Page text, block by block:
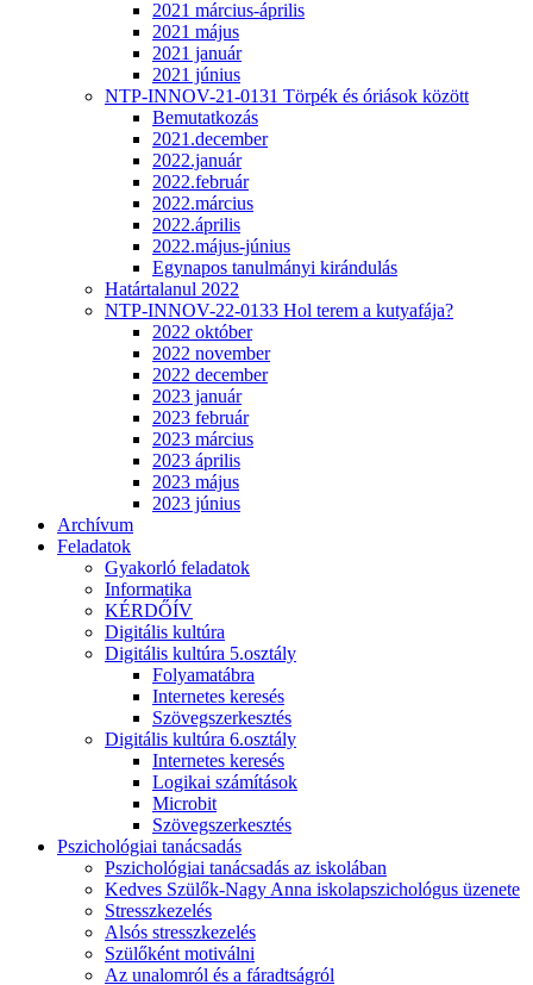
2021 március-április
2021 május
2021 január
2021 június
NTP-INNOV-21-0131 Törpék és óriások között
Bemutatkozás
2021.december
2022.január
2022.február
2022.március
2022.április
2022.május-június
Egynapos tanulmányi kirándulás
Határtalanul 2022
NTP-INNOV-22-0133 Hol terem a kutyafája?
2022 október
2022 november
2022 december
2023 január
2023 február
2023 március
2023 április
2023 május
2023 június
Archívum
Feladatok
Gyakorló feladatok
Informatika
KÉRDŐÍV
Digitális kultúra
Digitális kultúra 5.osztály
Folyamatábra
Internetes keresés
Szövegszerkesztés
Digitális kultúra 6.osztály
Internetes keresés
Logikai számítások
Microbit
Szövegszerkesztés
Pszichológiai tanácsadás
Pszichológiai tanácsadás az iskolában
Kedves Szülők-Nagy Anna iskolapszichológus üzenete
Stresszkezelés
Alsós stresszkezelés
Szülőként motiválni
Az unalomról és a fáradtságról